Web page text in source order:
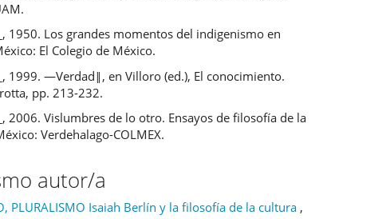
1950. Los grandes momentos del indigenismo en
El Colegio de México.
1999. ―Verdad‖, en Villoro (ed.), El conocimiento.
pp. 213-232.
2006. Vislumbres de lo otro. Ensayos de filosofía de la
Verdehalago-COLMEX.
autor/a
PLURALISMO Isaiah Berlín y la filosofía de la cultura ,